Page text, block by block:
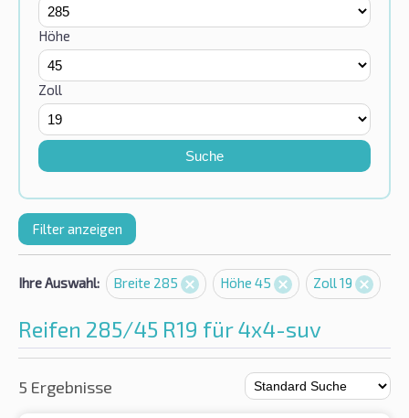
Höhe
Zoll
Suche
Filter anzeigen
Ihre Auswahl: Breite 285 Höhe 45 Zoll 19
Reifen 285/45 R19 für 4x4-suv
5 Ergebnisse